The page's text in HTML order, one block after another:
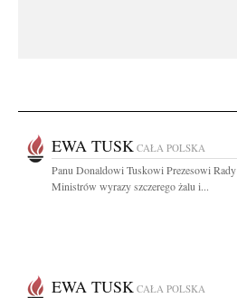
EWA TUSK CAŁA POLSKA
Panu Donaldowi Tuskowi Prezesowi Rady
Ministrów wyrazy szczerego żalu i...
EWA TUSK CAŁA POLSKA